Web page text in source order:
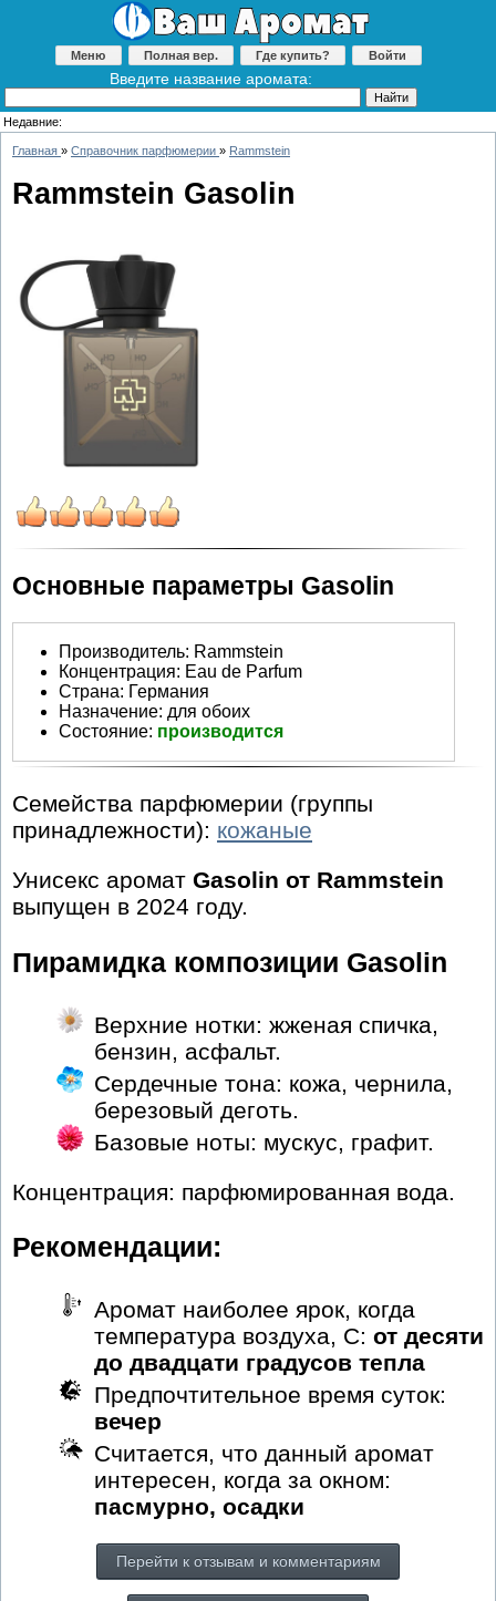
Меню Полная вер. Где купить? Войти
Введите название аромата:
Недавние:
Главная » Справочник парфюмерии » Rammstein
Rammstein Gasolin
Основные параметры Gasolin
Производитель: Rammstein
Концентрация: Eau de Parfum
Страна: Германия
Назначение: для обоих
Состояние: производится
Семейства парфюмерии (группы
принадлежности): кожаные
Унисекс аромат Gasolin от Rammstein
выпущен в 2024 году.
Пирамидка композиции Gasolin
Верхние нотки: жженая спичка,
бензин, асфальт.
Сердечные тона: кожа, чернила,
березовый деготь.
Базовые ноты: мускус, графит.
Концентрация: парфюмированная вода.
Рекомендации:
Аромат наиболее ярок, когда
температура воздуха, С: от десяти
до двадцати градусов тепла
Предпочтительное время суток:
вечер
Считается, что данный аромат
интересен, когда за окном:
пасмурно, осадки
Перейти к отзывам и комментариям